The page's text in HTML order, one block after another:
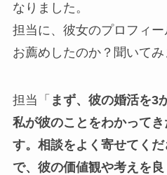
なりました。
担当に、彼女のプロフィ
お薦めしたのか？聞いてみ
担当「 まず、彼の婚活を3
私が彼のことをわかって
す。相談をよく寄せてく
で、彼の価値観や考えを良